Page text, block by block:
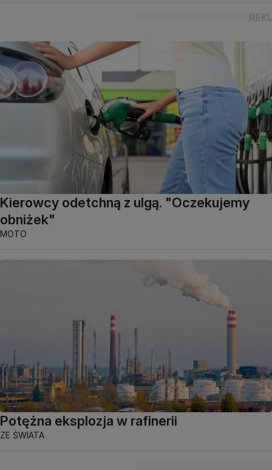
Kierowcy odetchną z ulgą. "Oczekujemy
obniżek"
MOTO
Potężna eksplozja w rafinerii
ZE ŚWIATA